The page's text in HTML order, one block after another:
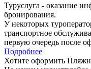
Туруслуга - оказание
бронирования.
У некоторых
транспортное
первую очередь после
Подробнее
Хотите оформить